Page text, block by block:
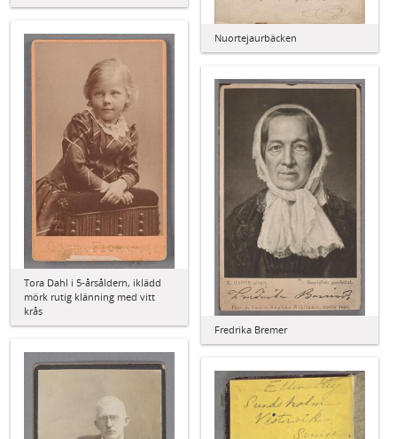
Nuortejaurbäcken
Tora Dahl i 5-årsåldern, iklädd
mörk rutig klänning med vitt
krås
Fredrika Bremer